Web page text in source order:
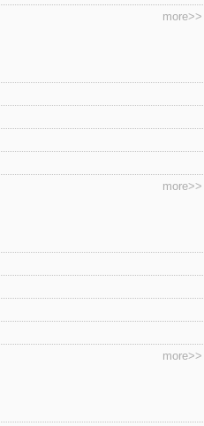
more>>
more>>
more>>